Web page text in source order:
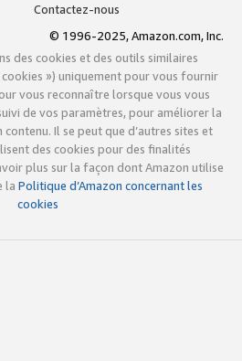
Contactez-nous
© 1996-2025, Amazon.com, Inc.
des cookies et des outils similaires
») uniquement pour vous fournir
vous reconnaître lorsque vous vous
de vos paramètres, pour améliorer la
Il se peut que d’autres sites et
des cookies pour des finalités
plus sur la façon dont Amazon utilise
la Politique d’Amazon concernant les
cookies